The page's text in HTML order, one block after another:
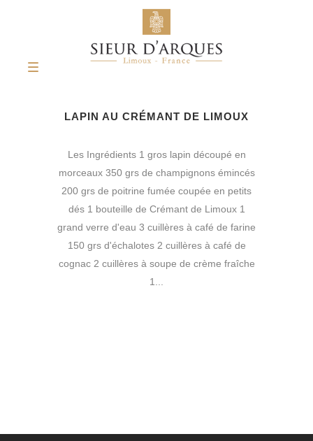
LAPIN AU CRÉMANT DE LIMOUX
Les Ingrédients 1 gros lapin découpé en
morceaux 350 grs de champignons émincés
200 grs de poitrine fumée coupée en petits
dés 1 bouteille de Crémant de Limoux 1
grand verre d'eau 3 cuillères à café de farine
150 grs d'échalotes 2 cuillères à café de
cognac 2 cuillères à soupe de crème fraîche
1...